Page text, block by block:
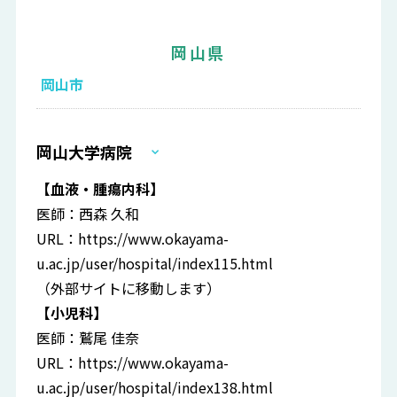
岡山県
岡山市
岡山大学病院
【血液・腫瘍内科】
医師：西森 久和
URL： https://www.okayama-
u.ac.jp/user/hospital/index115.html
（外部サイトに移動します）
【小児科】
医師：鷲尾 佳奈
URL： https://www.okayama-
u.ac.jp/user/hospital/index138.html